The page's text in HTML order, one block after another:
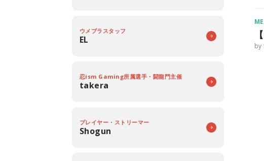
by
ウメブラスタッフ
EL
忍ism Gaming所属選手・闘龍門主催
takera
プレイヤー・ストリーマー
Shogun